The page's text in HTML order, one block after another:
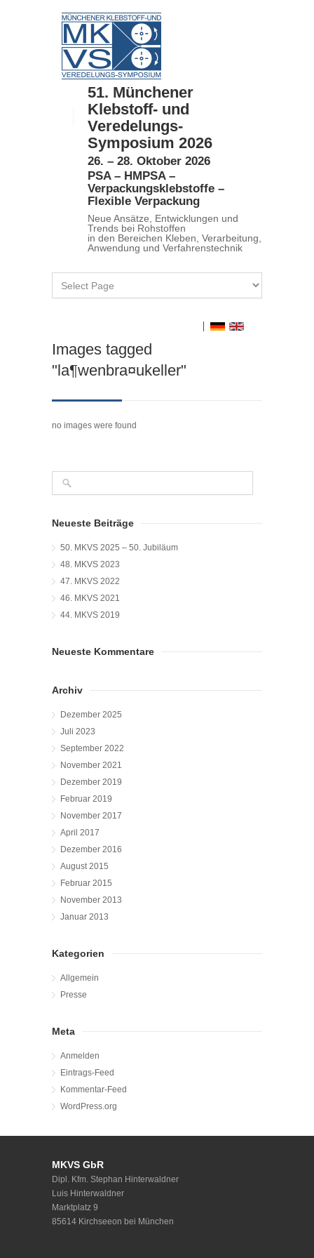
51. Münchener
Klebstoff- und
Veredelungs-
Symposium 2026
26. – 28. Oktober 2026
PSA – HMPSA –
Verpackungsklebstoffe –
Flexible Verpackung
Neue Ansätze, Entwicklungen und
Trends bei Rohstoffen
in den Bereichen Kleben, Verarbeitung,
Anwendung und Verfahrenstechnik
Images tagged
"la¶wenbra¤ukeller"
no images were found
Neueste Beiträge
50. MKVS 2025 – 50. Jubiläum
48. MKVS 2023
47. MKVS 2022
46. MKVS 2021
44. MKVS 2019
Neueste Kommentare
Archiv
Dezember 2025
Juli 2023
September 2022
November 2021
Dezember 2019
Februar 2019
November 2017
April 2017
Dezember 2016
August 2015
Februar 2015
November 2013
Januar 2013
Kategorien
Allgemein
Presse
Meta
Anmelden
Eintrags-Feed
Kommentar-Feed
WordPress.org
MKVS GbR
Dipl. Kfm. Stephan Hinterwaldner
Luis Hinterwaldner
Marktplatz 9
85614 Kirchseeon bei München